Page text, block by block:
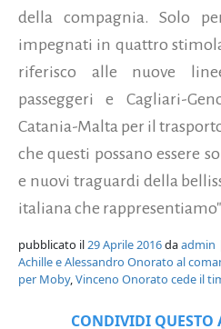
della compagnia. Solo
impegnati in quattro
riferisco alle nuove
passeggeri e Cagliari-
Catania-Malta per il
che questi possano essere
e nuovi traguardi della
italiana che
pubblicato il29 Aprile 2016daadmin
Achille e Alessandro Onorato al
per Moby,Vinceno Onorato cede il
CONDIVIDI QUESTO